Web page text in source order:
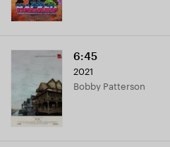
6:45
2021
Bobby Patterson